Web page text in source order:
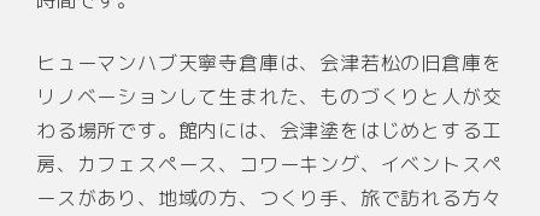
ヒューマンハブ天寧寺倉庫は、会津若松の旧倉庫を
リノベーションして生まれた、ものづくりと人が交
わる場所です。館内には、会津塗をはじめとする工
房、カフェスペース、コワーキング、イベントスペ
ースがあり、地域の方、つくり手、旅で訪れる方々